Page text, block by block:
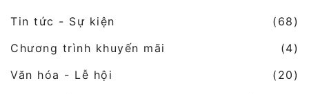
Tin tức - Sự kiện
(68)
Chương trình khuyến mãi
(4)
Văn hóa - Lễ hội
(20)